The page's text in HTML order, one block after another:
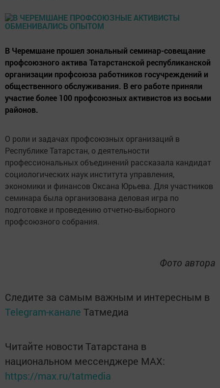
В Черемшане прошел зональный семинар-совещание
профсоюзного актива Татарстанской республиканской
организации профсоюза работников госучреждений и
общественного обслуживания. В его работе приняли
участие более 100 профсоюзных активистов из восьми
районов.
О роли и задачах профсоюзных организаций в
Республике Татарстан, о деятельности
профессиональных объединений рассказала кандидат
социологических наук института управления,
экономики и финансов Оксана Юрьева. Для участников
семинара была организована деловая игра по
подготовке и проведению отчетно-выборного
профсоюзного собрания.
Фото автора
Следите за самым важным и интересным в
Telegram-канале Татмедиа
Читайте новости Татарстана в
национальном мессенджере MАХ:
https://max.ru/tatmedia